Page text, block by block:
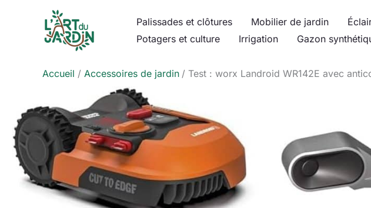
Palissades et clôtures Mobilier de jardin
Potagers et culture
Irrigation Gazon
Accueil Accessoires de jardin Test : worx Landroid WR142E avec